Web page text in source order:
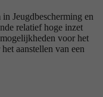
Jeugdbescherming en
relatief hoge inzet
voor het
aanstellen van een